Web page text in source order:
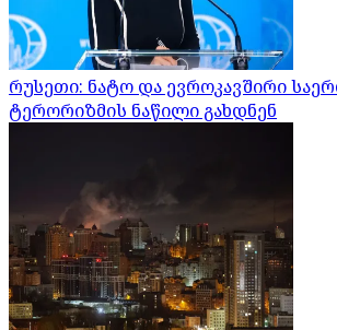
რუსეთი: ნატო და ევროკავშირი
ტერორიზმის ნაწილი გახდნენ